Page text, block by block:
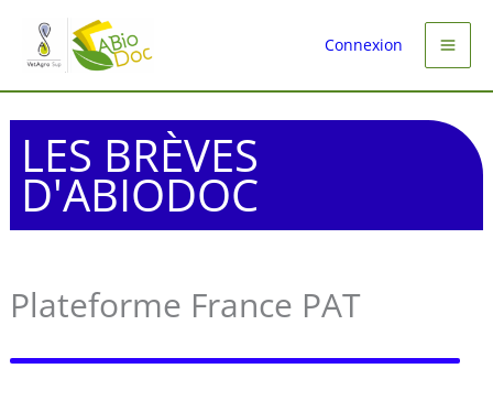
contenu
Connexion
LES BRÈVES
D'ABIODOC
Plateforme France PAT